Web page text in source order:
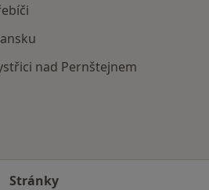
nad Pernštejnem
Stránky